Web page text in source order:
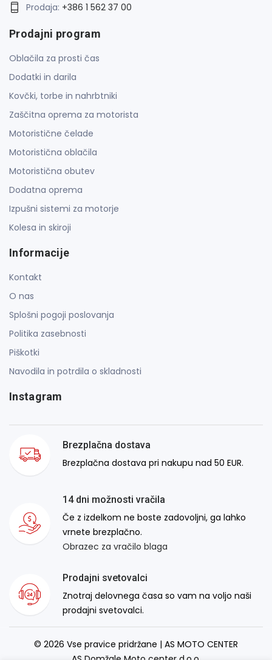
Prodaja: +386 1 562 37 00
Prodajni program
Oblačila za prosti čas
Dodatki in darila
Kovčki, torbe in nahrbtniki
Zaščitna oprema za motorista
Motoristične čelade
Motoristična oblačila
Motoristična obutev
Dodatna oprema
Izpušni sistemi za motorje
Kolesa in skiroji
Informacije
Kontakt
O nas
Splošni pogoji poslovanja
Politika zasebnosti
Piškotki
Navodila in potrdila o skladnosti
Instagram
Brezplačna dostava
Brezplačna dostava pri nakupu nad 50 EUR.
14 dni možnosti vračila
Če z izdelkom ne boste zadovoljni, ga lahko
vrnete brezplačno.
Obrazec za vračilo blaga
Prodajni svetovalci
Znotraj delovnega časa so vam na voljo naši
prodajni svetovalci.
© 2026 Vse pravice pridržane | AS MOTO CENTER